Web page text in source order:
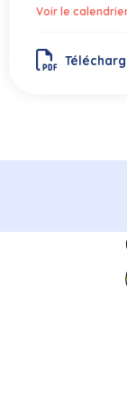
Voir le